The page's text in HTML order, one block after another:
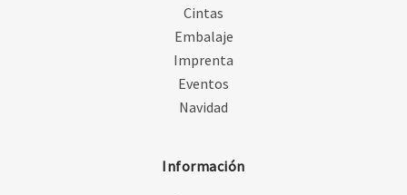
Cintas
Embalaje
Imprenta
Eventos
Navidad
Información